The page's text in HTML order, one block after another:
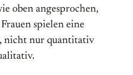
oben angesprochen,
spielen eine
nicht nur quantitativ